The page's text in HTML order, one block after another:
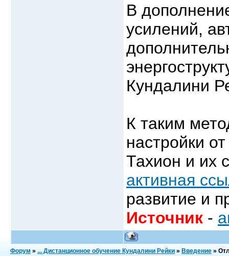
В
усилений,
Кундалини
К таким
настройки
Тахион и их
активная
развитие и
Источник -
Форум » ... Дистанционное обучение Кундалини Рейки » Введение »